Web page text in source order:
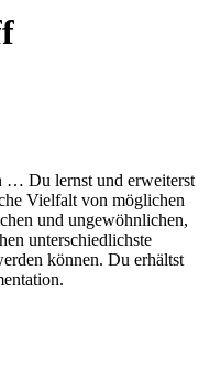
… Du lernst und erweiterst
Vielfalt von möglichen
und ungewöhnlichen,
unterschiedlichste
können. Du erhältst